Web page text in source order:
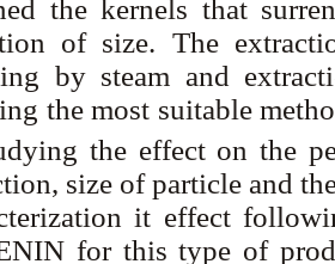
the kernels that
of size. The
by steam and
the most suitable
the effect on the
size of particle and
it effect
for this type of